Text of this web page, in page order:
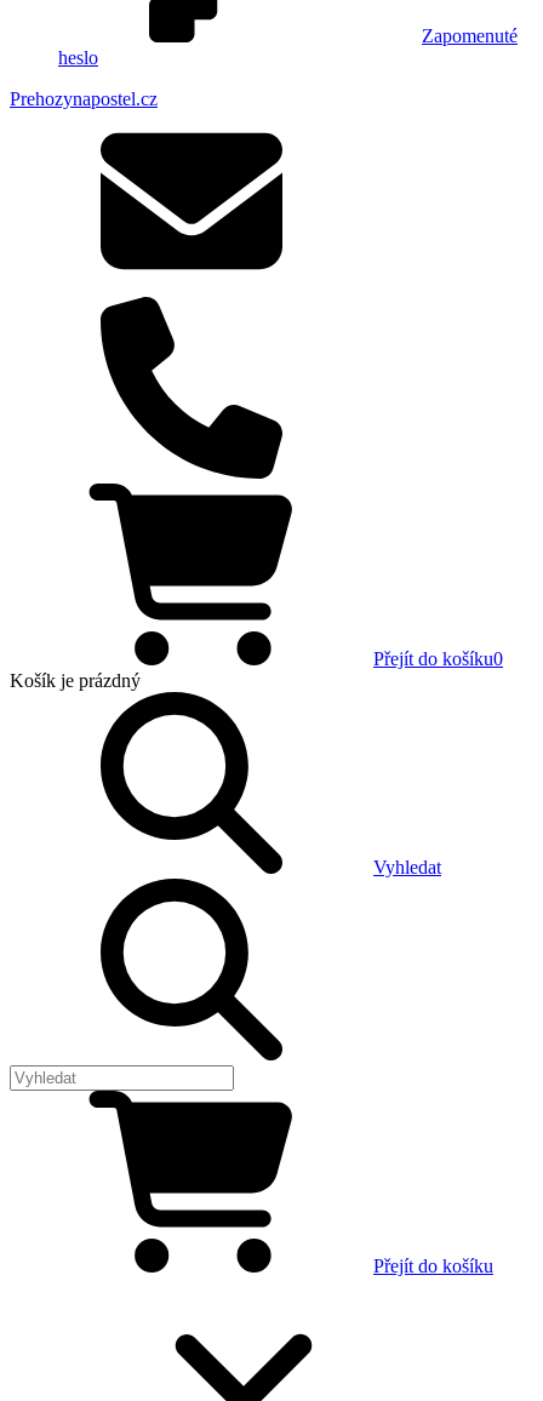
Zapomenuté
heslo
Prehozynapostel.cz
Přejít do košíku0
Košík je prázdný
Vyhledat
Přejít do košíku